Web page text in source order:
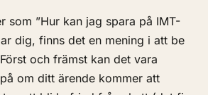
som ”Hur kan jag spara på IMT-
dig, finns det en mening i att be
och främst kan det vara
om ditt ärende kommer att